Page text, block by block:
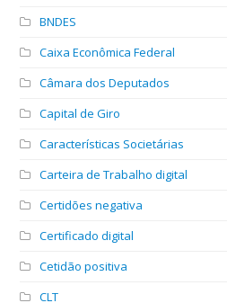
BNDES
Caixa Econômica Federal
Câmara dos Deputados
Capital de Giro
Características Societárias
Carteira de Trabalho digital
Certidões negativa
Certificado digital
Cetidão positiva
CLT